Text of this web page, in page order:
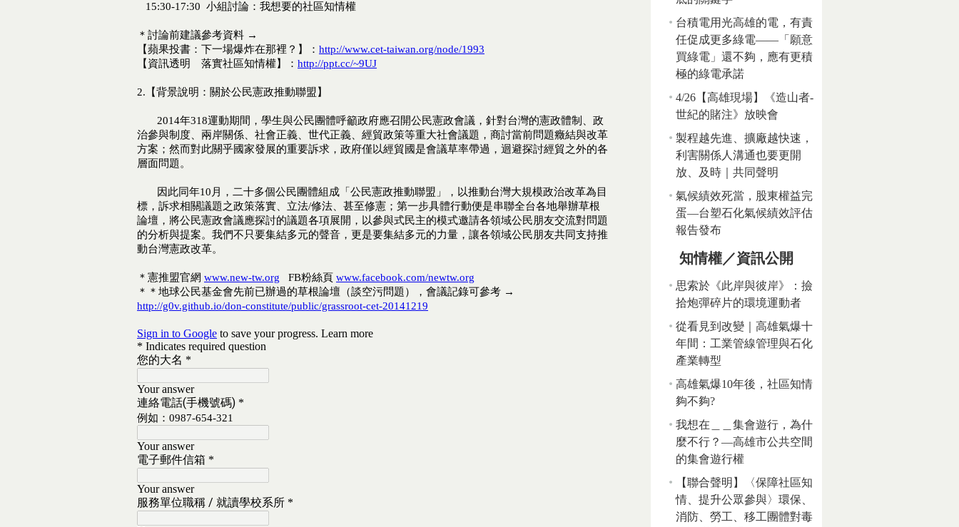
台積電用光高雄的電，有責
任促成更多綠電——「願意
買綠電」還不夠，應有更積
極的綠電承諾
4/26【高雄現場】《造山者-
世紀的賭注》放映會
製程越先進、擴廠越快速，
利害關係人溝通也要更開
放、及時｜共同聲明
氣候績效死當，股東權益完
蛋—台塑石化氣候績效評估
報告發布
知情權／資訊公開
思索於《此岸與彼岸》：撿
拾炮彈碎片的環境運動者
從看見到改變｜高雄氣爆十
年間：工業管線管理與石化
產業轉型
高雄氣爆10年後，社區知情
夠不夠?
我想在＿＿集會遊行，為什
麼不行？—高雄市公共空間
的集會遊行權
【聯合聲明】〈保障社區知
情、提升公眾參與〉環保、
消防、勞工、移工團體對毒